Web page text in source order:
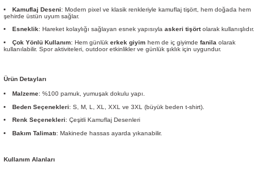
Kamuflaj Deseni: Modern pixel ve klasik renkleriyle kamuflaj tişört, hem doğada hem
şehirde üstün uyum sağlar.
Esneklik: Hareket kolaylığı sağlayan esnek yapısıylaaskeri tişörtolarak kullanışlıdır.
Çok Yönlü Kullanım: Hem günlükerkek giyim hem de iç giyimdefanila olarak
kullanılabilir. Spor aktiviteleri, outdoor etkinlikler ve günlük şıklık için uygundur.
Ürün Detayları
Malzeme: %100 pamuk, yumuşak dokulu yapı.
Beden Seçenekleri: S, M, L, XL, XXL ve 3XL (büyük beden t-shirt).
Renk Seçenekleri: Çeşitli Kamuflaj Desenleri
Bakım Talimatı: Makinede hassas ayarda yıkanabilir.
Kullanım Alanları